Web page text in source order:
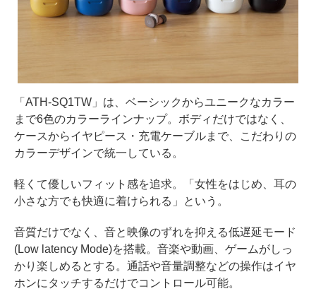
「ATH-SQ1TW」は、ベーシックからユニークなカラー
まで6色のカラーラインナップ。ボディだけではなく、
ケースからイヤピース・充電ケーブルまで、こだわりの
カラーデザインで統一している。
軽くて優しいフィット感を追求。「女性をはじめ、耳の
小さな方でも快適に着けられる」という。
音質だけでなく、音と映像のずれを抑える低遅延モード
(Low latency Mode)を搭載。音楽や動画、ゲームがしっ
かり楽しめるとする。通話や音量調整などの操作はイヤ
ホンにタッチするだけでコントロール可能。